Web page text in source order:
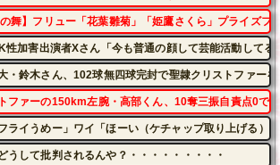
の舞】フリュー「花葉雛菊」「姫鷹さくら」プライズフ
性加害出演者Xさん「今も普通の顔して芸能活動して
・鈴木さん、102球無四球完封で聖隷クリストファー
ファーの150km左腕・高部くん、10奪三振自責点0で
ライうめー」ワイ「ほーい（ケチャップ取り上げる）
うして批判されるんや？・・・・・・・・・